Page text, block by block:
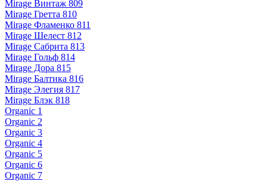
Mirage Винтаж 809
Mirage Гретта 810
Mirage Фламенко 811
Mirage Шелест 812
Mirage Сабрита 813
Mirage Гольф 814
Mirage Дора 815
Mirage Балтика 816
Mirage Элегия 817
Mirage Блэк 818
Organic 1
Organic 2
Organic 3
Organic 4
Organic 5
Organic 6
Organic 7